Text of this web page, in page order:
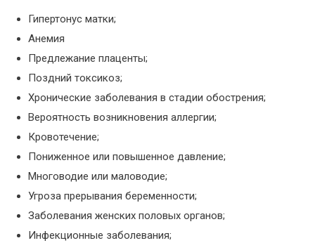
Гипертонус матки;
Анемия
Предлежание плаценты;
Поздний токсикоз;
Хронические заболевания в стадии обострения;
Вероятность возникновения аллергии;
Кровотечение;
Пониженное или повышенное давление;
Многоводие или маловодие;
Угроза прерывания беременности;
Заболевания женских половых органов;
Инфекционные заболевания;